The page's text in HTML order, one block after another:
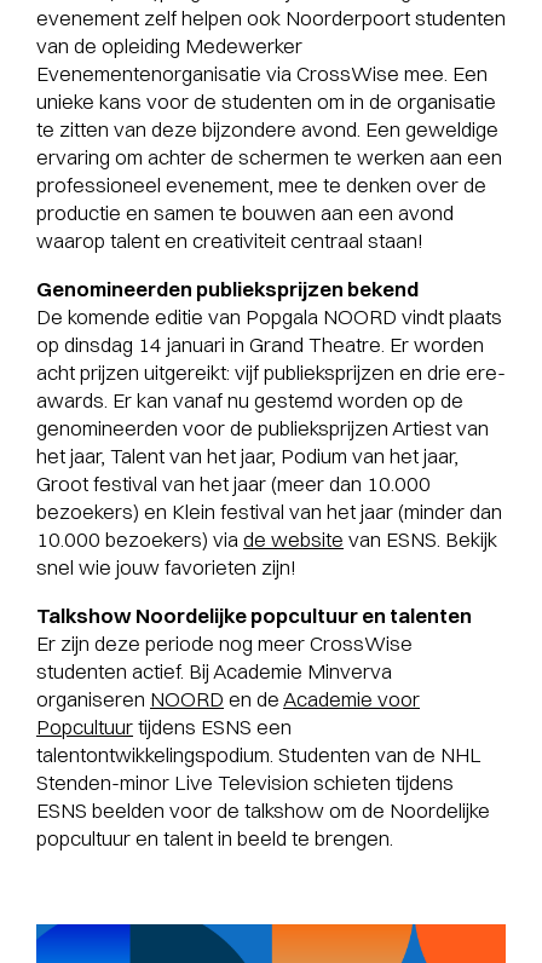
evenement zelf helpen ook Noorderpoort studenten
van de opleiding Medewerker
Evenementenorganisatie via CrossWise mee. Een
unieke kans voor de studenten om in de organisatie
te zitten van deze bijzondere avond. Een geweldige
ervaring om achter de schermen te werken aan een
professioneel evenement, mee te denken over de
productie en samen te bouwen aan een avond
waarop talent en creativiteit centraal staan!
Genomineerden publieksprijzen bekend
De komende editie van Popgala NOORD vindt plaats
op dinsdag 14 januari in Grand Theatre. Er worden
acht prijzen uitgereikt: vijf publieksprijzen en drie ere-
awards. Er kan vanaf nu gestemd worden op de
genomineerden voor de publieksprijzen Artiest van
het jaar, Talent van het jaar, Podium van het jaar,
Groot festival van het jaar (meer dan 10.000
bezoekers) en Klein festival van het jaar (minder dan
10.000 bezoekers) via de website van ESNS. Bekijk
snel wie jouw favorieten zijn!
Talkshow Noordelijke popcultuur en talenten
Er zijn deze periode nog meer CrossWise
studenten actief. Bij Academie Minverva
organiseren NOORD en de Academie voor
Popcultuurtijdens ESNS een
talentontwikkelingspodium. Studenten van de NHL
Stenden-minor Live Television schieten tijdens
ESNS beelden voor de talkshow om de Noordelijke
popcultuur en talent in beeld te brengen.